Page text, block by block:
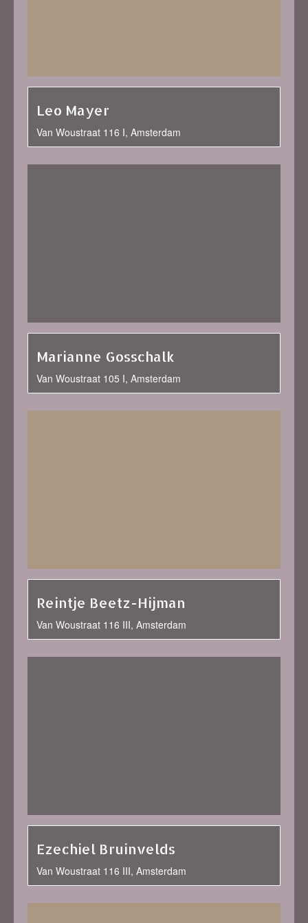
Leo Mayer
Van Woustraat 116 I, Amsterdam
Marianne Gosschalk
Van Woustraat 105 I, Amsterdam
Reintje Beetz-Hijman
Van Woustraat 116 III, Amsterdam
Ezechiel Bruinvelds
Van Woustraat 116 III, Amsterdam